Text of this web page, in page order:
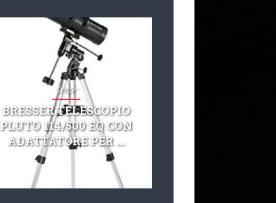
SHOP
BRESSER TELESCOPIO
PLUTO 114/500 EQ CON
ADATTATORE PER ...